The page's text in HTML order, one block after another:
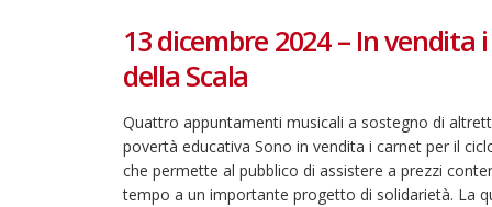
13 dicembre 2024 – In
della Scala
Quattro appuntamenti musicali a sostegno di
povertà educativa Sono in vendita i carnet per il
che permette al pubblico di assistere a prezzi
tempo a un importante progetto di solidarietà. La